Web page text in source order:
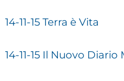
14-11-15 Terra è Vita
14-11-15 Il Nuovo